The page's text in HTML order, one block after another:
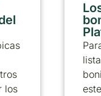
los